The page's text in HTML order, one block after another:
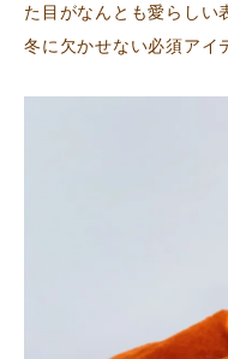
た目がなんとも愛らしい
冬に欠かせない必須アイ